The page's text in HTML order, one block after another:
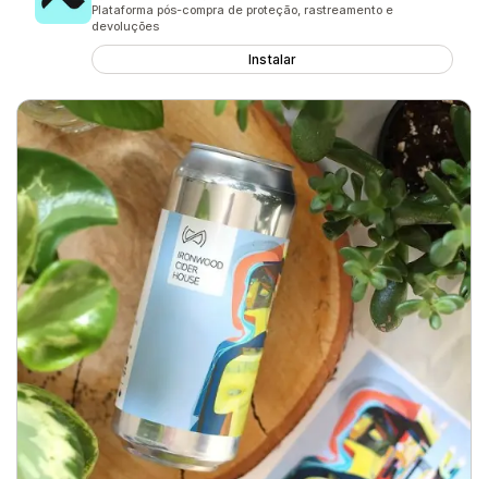
Plataforma pós-compra de proteção, rastreamento e
devoluções
Instalar